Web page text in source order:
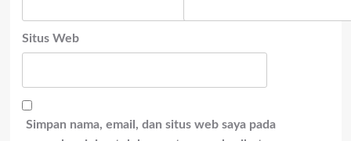
Situs Web
Simpan nama, email, dan situs web saya pada